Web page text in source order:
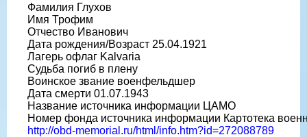
Фамилия Глухов
Имя Трофим
Отчество Иванович
Дата рождения/Возраст 25.04.1921
Лагерь офлаг Kalvaria
Судьба погиб в плену
Воинское звание военфельдшер
Дата смерти 01.07.1943
Название источника информации ЦАМО
Номер фонда источника информации Картотека
http://obd-memorial.ru/html/info.htm?id=272088789